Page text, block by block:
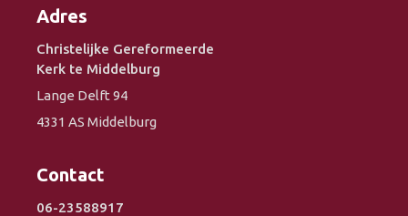
Adres
Christelijke Gereformeerde
Kerk te Middelburg
Lange Delft 94
4331 AS Middelburg
Contact
06-23588917